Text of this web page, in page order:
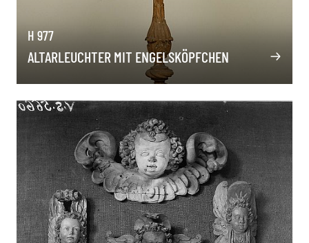
H 977
ALTARLEUCHTER MIT ENGELSKÖPFCHEN